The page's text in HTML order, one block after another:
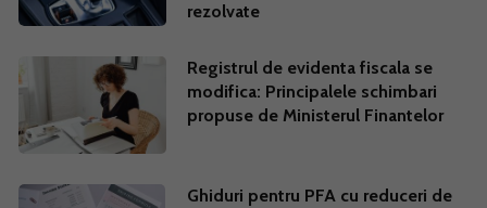
rezolvate
Registrul de evidenta fiscala se
modifica: Principalele schimbari
propuse de Ministerul Finantelor
Ghiduri pentru PFA cu reduceri de